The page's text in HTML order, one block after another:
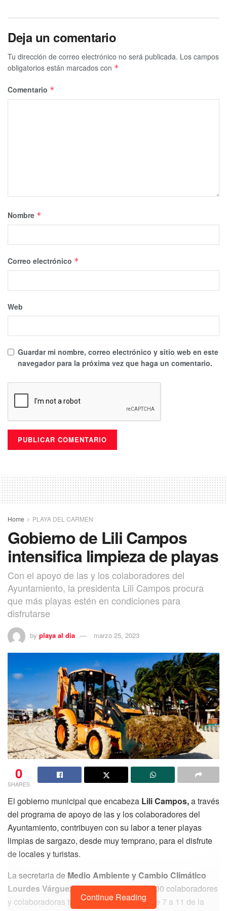
Deja un comentario
Tu dirección de correo electrónico no será publicada. Los campos
obligatorios están marcados con *
Comentario *
Nombre *
Correo electrónico *
Web
Guardar mi nombre, correo electrónico y sitio web en este
navegador para la próxima vez que haga un comentario.
Home PLAYA DEL CARMEN
Gobierno de Lili Campos
intensifica limpieza de playas
Con el apoyo de las y los colaboradores del
Ayuntamiento, la presidenta Lili Campos procura
que más playas estén en condiciones para
disfrutarse
by playa al dia marzo 25, 2023
0
SHARES
El gobierno municipal que encabeza Lili Campos,a través
del programa de apoyo de las y los colaboradores del
Ayuntamiento, contribuyen con su labor a tener playas
limpias de sargazo, desde muy temprano, para el disfrute
de locales y turistas.
La secretaria de Medio Ambiente y Cambio Climático
Lourdes Várguez, informó que más de 100 colaboradores
y colaboradoras trabajan en la limpieza de 7 a 11 de la
Continue Reading